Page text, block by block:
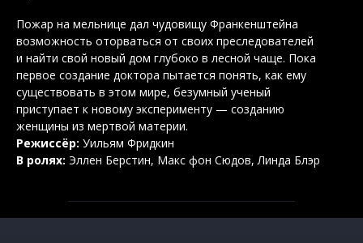
Пожар на мельнице дал чудовищу Франкенштейна
возможность оторваться от своих преследователей
и найти свой новый дом глубоко в лесной чаще. Пока
первое создание доктора пытается понять, как ему
существовать в этом мире, безумный ученый
приступает к новому эксперименту — созданию
женщины из мертвой материи.
Режиссёр: Уильям Фридкин
В ролях: Эллен Берстин, Макс фон Сюдов, Линда Блэр